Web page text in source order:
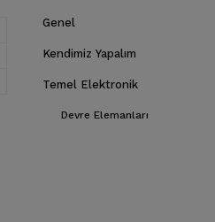
Genel
Kendimiz Yapalım
Temel Elektronik
Devre Elemanları